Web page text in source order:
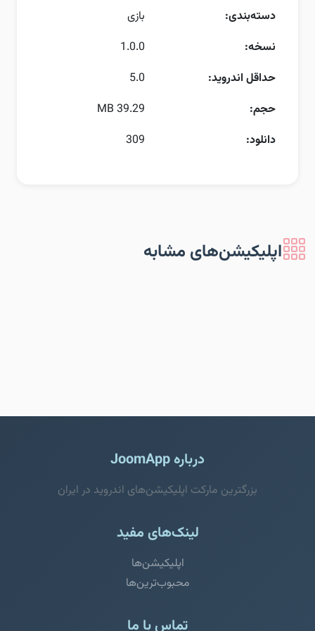
دسته‌بندی:
بازی
نسخه:
1.0.0
حداقل اندروید:
5.0
حجم:
39.29 MB
دانلود:
309
اپلیکیشن‌های مشابه
درباره JoomApp
بزرگترین مارکت اپلیکیشن‌های اندروید در ایران
لینک‌های مفید
اپلیکیشن‌ها
محبوب‌ترین‌ها
تماس با ما